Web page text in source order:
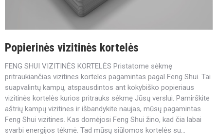
Popierinės vizitinės kortelės
FENG SHUI VIZITINĖS KORTELĖS Pristatome sėkmę
pritraukiančias vizitines korteles pagamintas pagal Feng Shui. Tai
suapvalintų kampų, atspausdintos ant kokybiško popieriaus
vizitinės kortelės kurios pritrauks sėkmę Jūsų verslui. Pamirškite
aštrių kampų vizitines ir išbandykite naujas, mūsų pagamintas
Feng Shui vizitines. Kas domėjosi Feng Shui žino, kad čia labai
svarbi energijos tėkmė. Tad mūsų siūlomos kortelės su…